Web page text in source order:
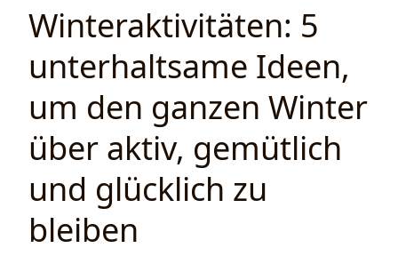
Winteraktivitäten: 5
unterhaltsame Ideen,
um den ganzen Winter
über aktiv, gemütlich
und glücklich zu
bleiben